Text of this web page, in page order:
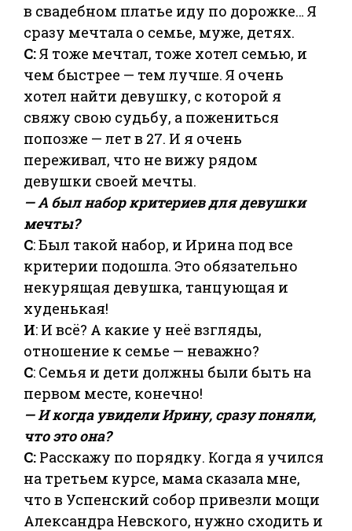
в свадебном платье иду по дорожке… Я
сразу мечтала о семье, муже, детях.
С:Я тоже мечтал, тоже хотел семью, и
чем быстрее — тем лучше. Я очень
хотел найти девушку, с которой я
свяжу свою судьбу, а пожениться
попозже — лет в 27. И я очень
переживал, что не вижу рядом
девушки своей мечты.
— А был набор критериев для девушки
мечты?
С: Был такой набор, и Ирина под все
критерии подошла. Это обязательно
некурящая девушка, танцующая и
худенькая!
И: И всё? А какие у неё взгляды,
отношение к семье — неважно?
С: Семья и дети должны были быть на
первом месте, конечно!
— И когда увидели Ирину, сразу поняли,
что это она?
С: Расскажу по порядку. Когда я учился
на третьем курсе, мама сказала мне,
что в Успенский собор привезли мощи
Александра Невского, нужно сходить и